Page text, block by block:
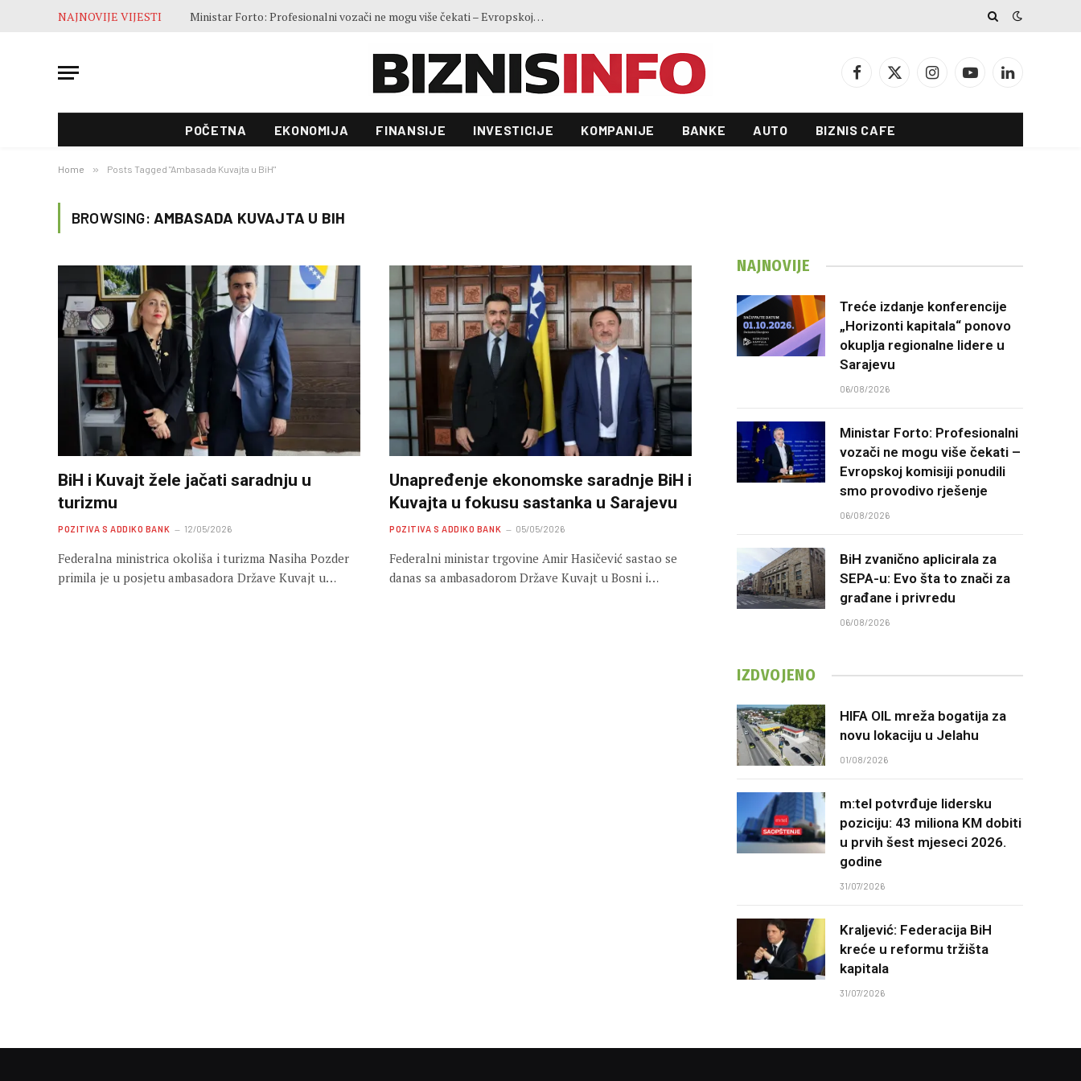
NAJNOVIJE VIJESTI Ministar Forto: Profesionalni vozači ne mogu više čekati – Evropskoj komisiji ponudili smo provodivo rješenje
Facebook
X
InstagramYouTubeLinkedIn
POČETNA EKONOMIJA FINANSIJE INVESTICIJE KOMPANIJE BANKE AUTO BIZNIS CAFE
Home » Posts Tagged "Ambasada Kuvajta u BiH"
BROWSING: AMBASADA KUVAJTA U BIH
BiH i Kuvajt žele jačati saradnju u
turizmu
POZITIVA S ADDIKO BANK 12/05/2026
Federalna ministrica okoliša i turizma Nasiha Pozder
primila je u posjetu ambasadora Države Kuvajt u…
Unapređenje ekonomske saradnje BiH i
Kuvajta u fokusu sastanka u Sarajevu
POZITIVA S ADDIKO BANK 05/05/2026
Federalni ministar trgovine Amir Hasičević sastao se
danas sa ambasadorom Države Kuvajt u Bosni i…
NAJNOVIJE
Treće izdanje konferencije
„Horizonti kapitala“ ponovo
okuplja regionalne lidere u
Sarajevu
06/08/2026
Ministar Forto: Profesionalni
vozači ne mogu više čekati –
Evropskoj komisiji ponudili
smo provodivo rješenje
06/08/2026
BiH zvanično aplicirala za
SEPA-u: Evo šta to znači za
građane i privredu
06/08/2026
IZDVOJENO
HIFA OIL mreža bogatija za
novu lokaciju u Jelahu
01/08/2026
m:tel potvrđuje lidersku
poziciju: 43 miliona KM dobiti
u prvih šest mjeseci 2026.
godine
31/07/2026
Kraljević: Federacija BiH
kreće u reformu tržišta
kapitala
31/07/2026